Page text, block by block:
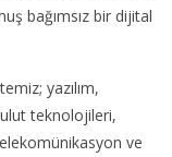
bağımsız bir dijital
yazılım,
teknolojileri,
ve